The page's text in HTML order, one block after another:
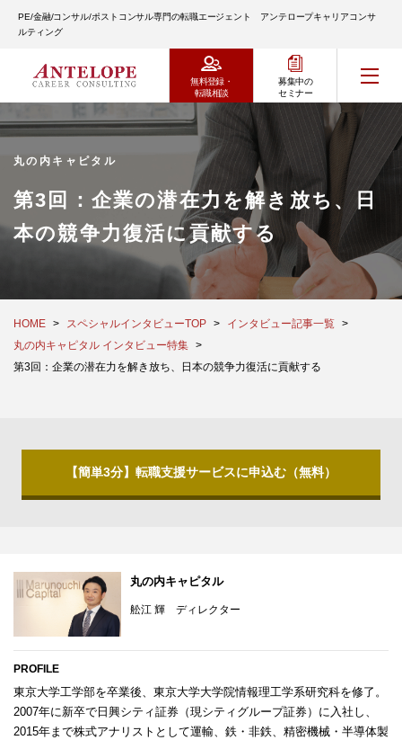
PE/金融/コンサル/ポストコンサル専門の転職エージェント アンテロープキャリアコンサ
ルティング
無料登録・
転職相談
募集中の
セミナー
丸の内キャピタル
第3回：企業の潜在力を解き放ち、日
本の競争力復活に貢献する
HOME スペシャルインタビューTOP
インタビュー記事一覧
丸の内キャピタル インタビュー特集
第3回：企業の潜在力を解き放ち、日本の競争力復活に貢献する
【簡単3分】転職支援サービスに申込む（無料）
丸の内キャピタル
舩江 輝 ディレクター
PROFILE
東京大学工学部を卒業後、東京大学大学院情報理工学系研究科を修了。
2007年に新卒で日興シティ証券（現シティグループ証券）に入社し、
2015年まで株式アナリストとして運輸、鉄・非鉄、精密機械・半導体製